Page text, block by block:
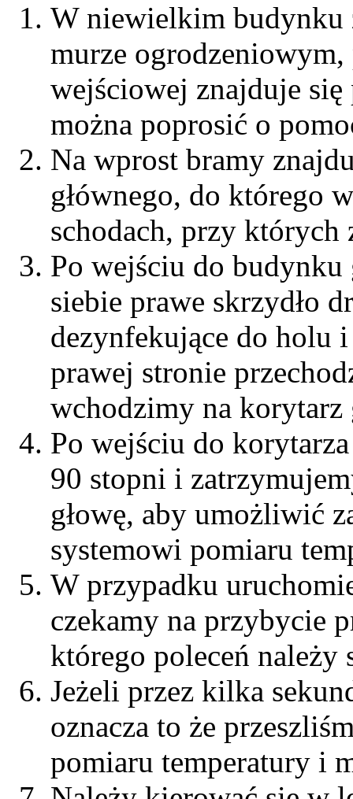
W niewielkim budynku
murze
wejściowej znajduje się
można poprosić o
Na wprost bramy
głównego, do którego
schodach, przy których
Po wejściu do budynku
siebie prawe skrzydło
dezynfekujące do holu
prawej stronie
wchodzimy na korytarz
Po wejściu do
90 stopni i
głowę, aby umożliwić
systemowi pomiaru
W przypadku
czekamy na przybycie
którego poleceń należy
Jeżeli przez kilka
oznacza to że
pomiaru temperatury i